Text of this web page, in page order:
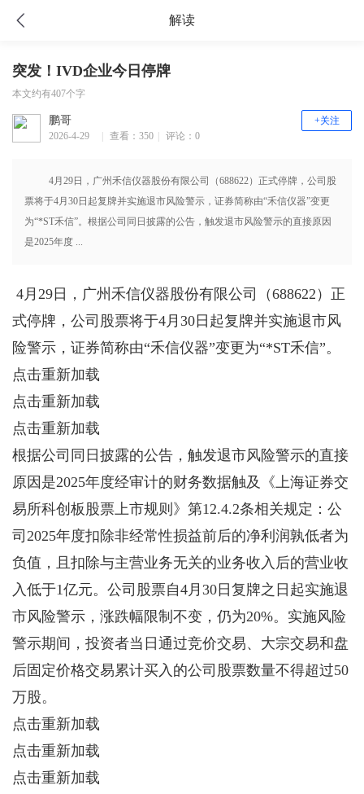
解读
突发！IVD企业今日停牌
本文约有407个字
鹏哥
2026-4-29
查看：350 评论：0
+关注
4月29日，广州禾信仪器股份有限公司（688622）正式停牌，公司股
票将于4月30日起复牌并实施退市风险警示，证券简称由“禾信仪器”变更
为“*ST禾信”。根据公司同日披露的公告，触发退市风险警示的直接原因
是2025年度 ...
4月29日，广州禾信仪器股份有限公司（688622）正
式停牌，公司股票将于4月30日起复牌并实施退市风
险警示，证券简称由“禾信仪器”变更为“*ST禾信”。
点击重新加载
点击重新加载
点击重新加载
根据公司同日披露的公告，触发退市风险警示的直接
原因是2025年度经审计的财务数据触及《上海证券交
易所科创板股票上市规则》第12.4.2条相关规定：公
司2025年度扣除非经常性损益前后的净利润孰低者为
负值，且扣除与主营业务无关的业务收入后的营业收
入低于1亿元。公司股票自4月30日复牌之日起实施退
市风险警示，涨跌幅限制不变，仍为20%。实施风险
警示期间，投资者当日通过竞价交易、大宗交易和盘
后固定价格交易累计买入的公司股票数量不得超过50
万股。
点击重新加载
点击重新加载
点击重新加载